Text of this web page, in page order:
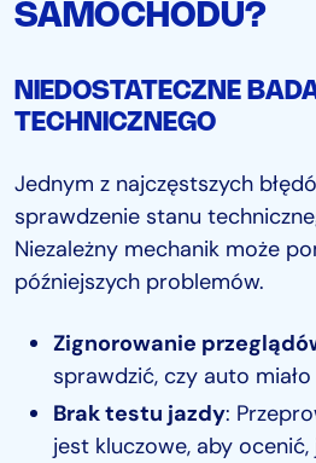
SAMOCHODU?
NIEDOSTATECZNE
TECHNICZNEGO
Jednym z najczęstszych
sprawdzenie stanu
Niezależny mechanik może
późniejszych problemów.
Zignorowanie
sprawdzić, czy auto
Brak testu jazdy:
jest kluczowe, aby